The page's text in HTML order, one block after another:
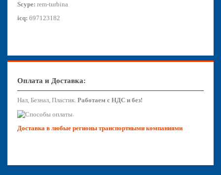
Scype: rem-turbina
icq: 697123182
Оплата и Доставка:
Нал, Безнал, Пластик. Работаем с НДС и без!
.
Доставка в любые регионы транспортными компаниями